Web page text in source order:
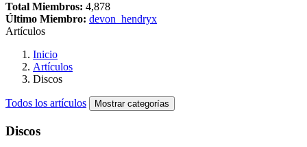
Total Miembros: 4,878
Último Miembro: devon_hendryx
Artículos
Inicio
Artículos
Discos
Todos los artículos Mostrar categorías
Discos